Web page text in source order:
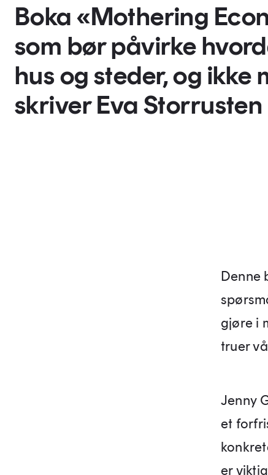
Boka «Mothering
som bør påvirke
hus og steder, og
skriver Eva
Denne
gjøre i
truer
Jenny
et
er